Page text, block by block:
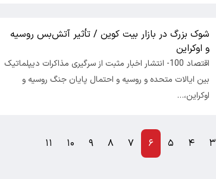
شوک بزرگ در بازار بیت کوین / تأثیر آتش‌بس روسیه
و اوکراین
اقتصاد 100- انتشار اخبار مثبت از سرگیری مذاکرات دیپلماتیک
بین ایالات متحده و روسیه و احتمال پایان جنگ روسیه و
اوکراین،…
۳ ۴ ۵ ۶ ۷ ۸ ۹ ۱۰ ۱۱